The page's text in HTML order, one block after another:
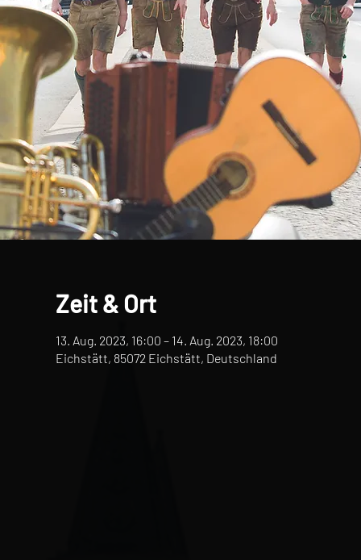
Zeit & Ort
13. Aug. 2023, 16:00 – 14. Aug. 2023, 18:00
Eichstätt, 85072 Eichstätt, Deutschland